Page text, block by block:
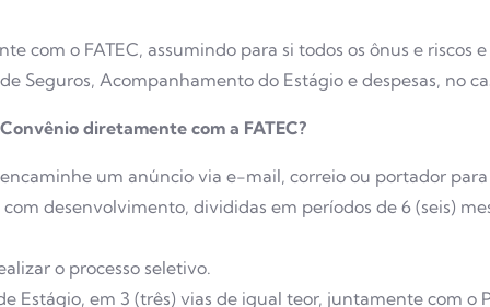
com o FATEC, assumindo para si todos os ônus e riscos
Seguros, Acompanhamento do Estágio e despesas, no
diretamente com a FATEC?
um anúncio via e-mail, correio ou portador
desenvolvimento, divididas em períodos de 6 (seis)
o processo seletivo.
Estágio, em 3 (três) vias de igual teor, juntamente com o